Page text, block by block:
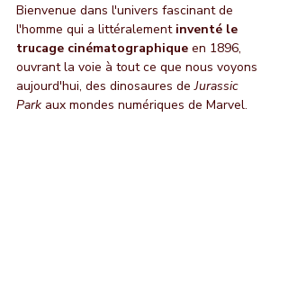
Bienvenue dans l'univers fascinant de
l'homme qui a littéralement inventé le
trucage cinématographique en 1896,
ouvrant la voie à tout ce que nous voyons
aujourd'hui, des dinosaures de Jurassic
Park aux mondes numériques de Marvel.